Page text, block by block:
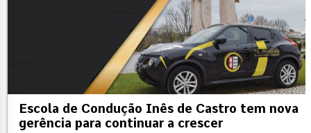
Escola de Condução Inês de Castro tem nova
gerência para continuar a crescer